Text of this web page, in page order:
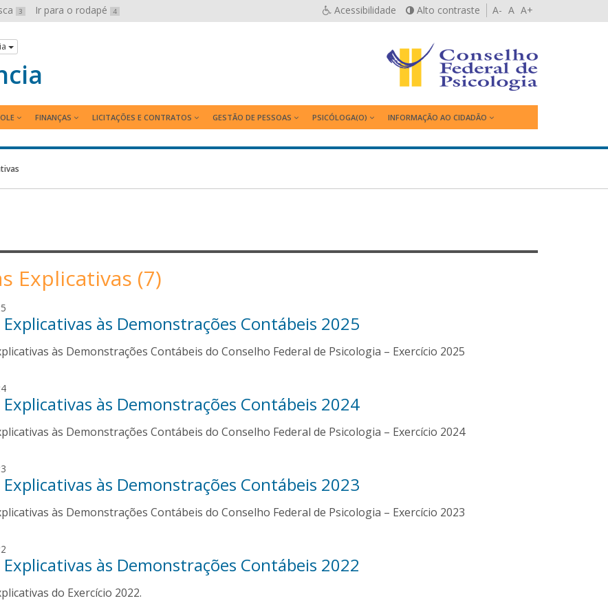
3 Ir para o rodapé 4 Acessibilidade Alto contraste A- A A+
FINANÇAS LICITAÇÕES E CONTRATOS GESTÃO DE PESSOAS PSICÓLOGA(O) INFORMAÇÃO AO CIDADÃO
Explicativas (7)
J
o
é
r
n
a
l
d
e
o
s
J
n
às Demonstrações Contábeis 2025
às Demonstrações Contábeis do Conselho Federal de Psicologia – Exercício 2025
J
o
é
r
n
a
l
d
e
o
às Demonstrações Contábeis 2024
às Demonstrações Contábeis do Conselho Federal de Psicologia – Exercício 2024
J
o
é
r
n
a
l
às Demonstrações Contábeis 2023
às Demonstrações Contábeis do Conselho Federal de Psicologia – Exercício 2023
J
o
é
às Demonstrações Contábeis 2022
do Exercício 2022.